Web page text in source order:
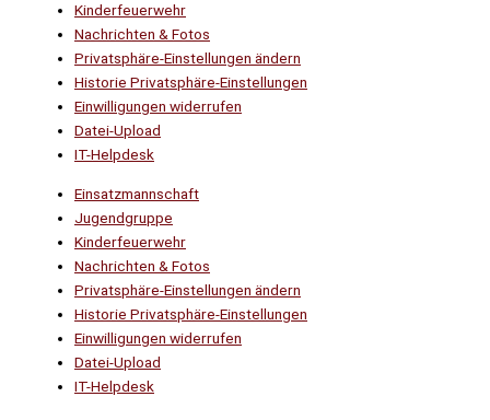
Kinderfeuerwehr
Nachrichten & Fotos
Privatsphäre-Einstellungen ändern
Historie Privatsphäre-Einstellungen
Einwilligungen widerrufen
Datei-Upload
IT-Helpdesk
Einsatzmannschaft
Jugendgruppe
Kinderfeuerwehr
Nachrichten & Fotos
Privatsphäre-Einstellungen ändern
Historie Privatsphäre-Einstellungen
Einwilligungen widerrufen
Datei-Upload
IT-Helpdesk